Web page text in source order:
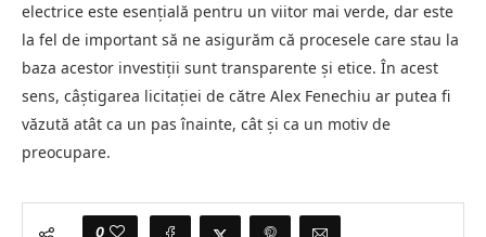
electrice este esențială pentru un viitor mai verde, dar este
la fel de important să ne asigurăm că procesele care stau la
baza acestor investiții sunt transparente și etice. În acest
sens, câștigarea licitației de către Alex Fenechiu ar putea fi
văzută atât ca un pas înainte, cât și ca un motiv de
preocupare.
0